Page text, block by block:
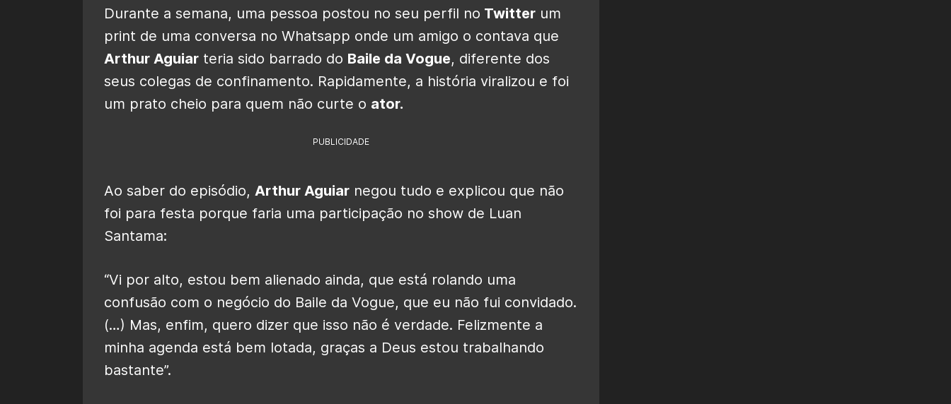
Durante a semana, uma pessoa postou no seu perfil no Twitter um
print de uma conversa no Whatsapp onde um amigo o contava que
Arthur Aguiar teria sido barrado do Baile da Vogue, diferente dos
seus colegas de confinamento. Rapidamente, a história viralizou e foi
um prato cheio para quem não curte o ator.
PUBLICIDADE
Ao saber do episódio, Arthur Aguiar negou tudo e explicou que não
foi para festa porque faria uma participação no show de Luan
Santama:
“Vi por alto, estou bem alienado ainda, que está rolando uma
confusão com o negócio do Baile da Vogue, que eu não fui convidado.
(…) Mas, enfim, quero dizer que isso não é verdade. Felizmente a
minha agenda está bem lotada, graças a Deus estou trabalhando
bastante”.